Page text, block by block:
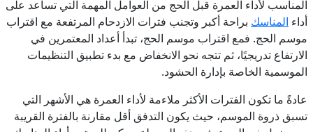
المناسب لأداء العمرة قبل الحج من العوامل المهمة التي تساعد على
أداء المناسك براحة أكبر وتجنب فترات الازدحام المرتفعة مع اقتراب
موسم الحج. فمع اقتراب موسم الحج، تبدأ أعداد المعتمرين في
الارتفاع تدريجيًا، ثم تتجه نحو الانخفاض مع بدء تطبيق التنظيمات
الموسمية الخاصة بإدارة الحشود.
عادةً ما تكون الفترات الأكثر ملاءمة لأداء العمرة هي الأشهر التي
تسبق ذروة الموسم، حيث يكون التدفق أقل مقارنة بالفترة القريبة